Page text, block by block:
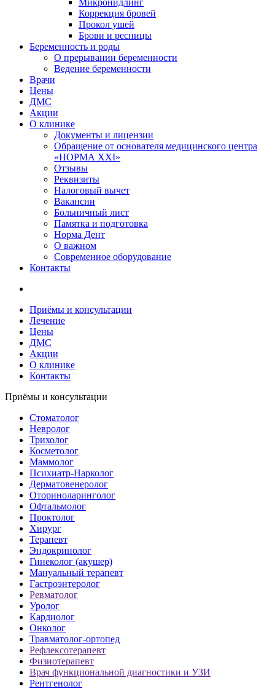
Микронидлинг
Коррекция бровей
Прокол ушей
Брови и ресницы
Беременность и роды
О прерывании беременности
Ведение беременности
Врачи
Цены
ДМС
Акции
О клинике
Документы и лицензии
Обращение от основателя медицинского центра
«НОРМА ХХI»
Отзывы
Реквизиты
Налоговый вычет
Вакансии
Больничный лист
Памятка и подготовка
Норма Дент
О важном
Современное оборудование
Контакты
Приёмы и консультации
Лечение
Цены
ДМС
Акции
О клинике
Контакты
Приёмы и консультации
Стоматолог
Невролог
Трихолог
Косметолог
Маммолог
Психиатр-Нарколог
Дерматовенеролог
Оториноларинголог
Офтальмолог
Проктолог
Хирург
Терапевт
Эндокринолог
Гинеколог (акушер)
Мануальный терапевт
Гастроэнтеролог
Ревматолог
Уролог
Кардиолог
Онколог
Травматолог-ортопед
Рефлексотерапевт
Физиотерапевт
Врач функциональной диагностики и УЗИ
Рентгенолог